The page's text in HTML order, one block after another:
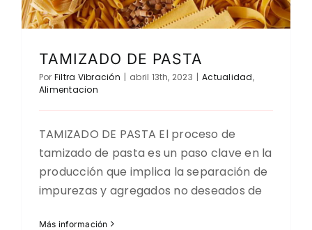
TAMIZADO DE PASTA
Por Filtra Vibración | abril 13th, 2023 | Actualidad,
Alimentacion
TAMIZADO DE PASTA El proceso de
tamizado de pasta es un paso clave en la
producción que implica la separación de
impurezas y agregados no deseados de
Más información